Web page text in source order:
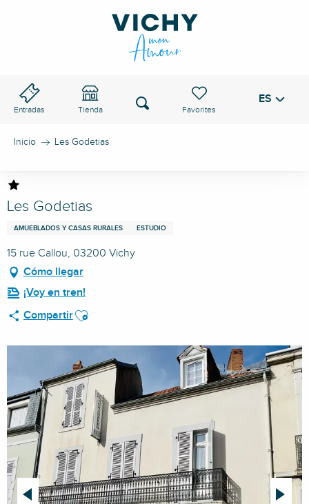
Entradas Tienda
Voir les favoris
Buscar ES
Inicio Les Godetias
Les Godetias
AMUEBLADOS Y CASAS RURALES ESTUDIO
15 rue Callou, 03200 Vichy
Cómo llegar
¡Voy en tren!
CompartirAjouter aux favoris